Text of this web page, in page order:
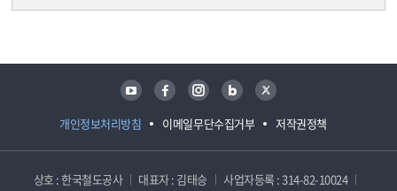
개인정보처리방침 이메일무단수집거부 저작권정책
유튜브 페이스북 인스타그램 블로그 트위터
상호 : 한국철도공사 대표자 : 김태승
사업자등록 : 314-82-10024